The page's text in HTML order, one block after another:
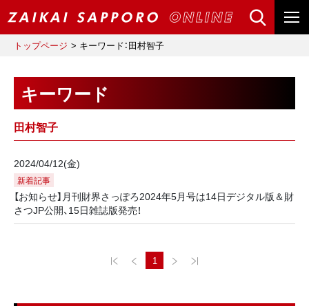
トップページ キーワード：田村智子
キーワード
田村智子
2024/04/12(金)
新着記事
【お知らせ】月刊財界さっぽろ2024年5月号は14日デジタル版＆財
さつJP公開、15日雑誌版発売！
1